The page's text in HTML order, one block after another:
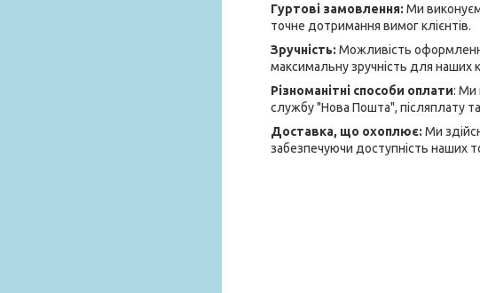
Гуртові замовлення: Ми
точне дотримання вимог клієнтів.
Зручність: Можливість
максимальну зручність для наших
Різноманітні способи оплати: Ми
службу "Нова Пошта", післяплату
Доставка, що охоплює: Ми
забезпечуючи доступність наших